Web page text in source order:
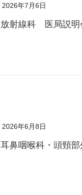
2026年7月6日
放射線科 医局説明
2026年6月8日
耳鼻咽喉科・頭頸部